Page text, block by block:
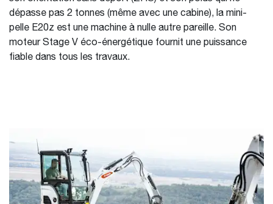
dépasse pas 2 tonnes (même avec une cabine), la mini-
pelle E20z est une machine à nulle autre pareille. Son
moteur Stage V éco-énergétique fournit une puissance
fiable dans tous les travaux.